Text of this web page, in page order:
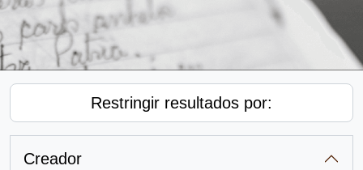
Restringir resultados por:
Creador